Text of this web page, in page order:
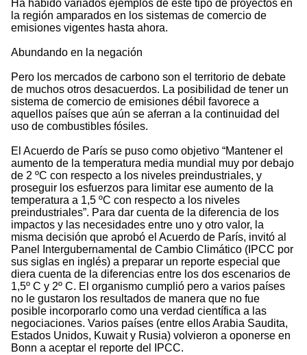
Ha habido variados ejemplos de este tipo de proyectos en
la región amparados en los sistemas de comercio de
emisiones vigentes hasta ahora.
Abundando en la negación
Pero los mercados de carbono son el territorio de debate
de muchos otros desacuerdos. La posibilidad de tener un
sistema de comercio de emisiones débil favorece a
aquellos países que aún se aferran a la continuidad del
uso de combustibles fósiles.
El Acuerdo de París se puso como objetivo “Mantener el
aumento de la temperatura media mundial muy por debajo
de 2 ºC con respecto a los niveles preindustriales, y
proseguir los esfuerzos para limitar ese aumento de la
temperatura a 1,5 ºC con respecto a los niveles
preindustriales”. Para dar cuenta de la diferencia de los
impactos y las necesidades entre uno y otro valor, la
misma decisión que aprobó el Acuerdo de París, invitó al
Panel Intergubernamental de Cambio Climático (IPCC por
sus siglas en inglés) a preparar un reporte especial que
diera cuenta de la diferencias entre los dos escenarios de
1,5º C y 2º C. El organismo cumplió pero a varios países
no le gustaron los resultados de manera que no fue
posible incorporarlo como una verdad científica a las
negociaciones. Varios países (entre ellos Arabia Saudita,
Estados Unidos, Kuwait y Rusia) volvieron a oponerse en
Bonn a aceptar el reporte del IPCC.